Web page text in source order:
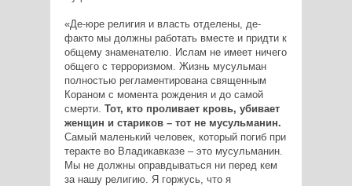
«Де-юре религия и власть отделены, де-
факто мы должны работать вместе и придти к
общему знаменателю. Ислам не имеет ничего
общего с терроризмом. Жизнь мусульман
полностью регламентирована священным
Кораном с момента рождения и до самой
смерти. Тот, кто проливает кровь, убивает
женщин и стариков – тот не мусульманин.
Самый маленький человек, который погиб при
теракте во Владикавказе – это мусульманин.
Мы не должны оправдываться ни перед кем
за нашу религию. Я горжусь, что я